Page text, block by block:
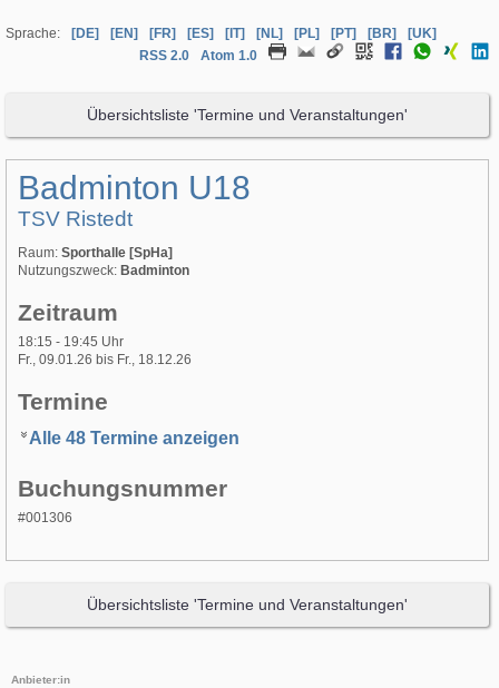
Sprache: [DE] [EN] [FR] [ES] [IT] [NL] [PL] [PT] [BR]
[UK]
RSS 2.0
Atom 1.0
Übersichtsliste 'Termine und Veranstaltungen'
Badminton U18
TSV Ristedt
Raum: Sporthalle [SpHa]
Nutzungszweck: Badminton
Zeitraum
18:15 - 19:45 Uhr
Fr., 09.01.26 bis Fr., 18.12.26
Termine
Alle 48 Termine anzeigen
Buchungsnummer
#001306
Übersichtsliste 'Termine und Veranstaltungen'
Anbieter:in